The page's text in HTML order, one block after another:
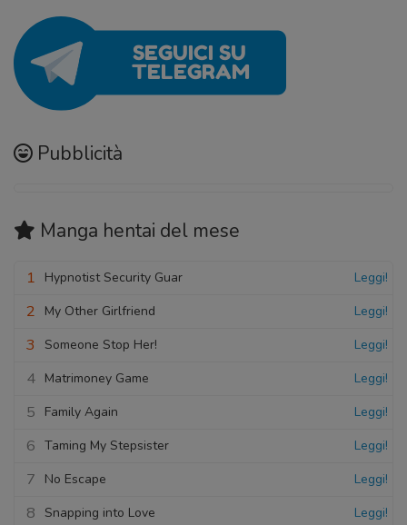
Pubblicità
Manga hentai del mese
1 Hypnotist Security Guar Leggi!
2 My Other Girlfriend Leggi!
3 Someone Stop Her! Leggi!
4 Matrimoney Game Leggi!
5 Family Again Leggi!
6 Taming My Stepsister Leggi!
7 No Escape Leggi!
8 Snapping into Love Leggi!